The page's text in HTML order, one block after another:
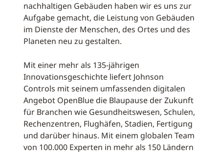
nachhaltigen Gebäuden haben wir es uns zur
Aufgabe gemacht, die Leistung von Gebäuden
im Dienste der Menschen, des Ortes und des
Planeten neu zu gestalten.
Mit einer mehr als 135-jährigen
Innovationsgeschichte liefert Johnson
Controls mit seinem umfassenden digitalen
Angebot OpenBlue die Blaupause der Zukunft
für Branchen wie Gesundheitswesen, Schulen,
Rechenzentren, Flughäfen, Stadien, Fertigung
und darüber hinaus. Mit einem globalen Team
von 100.000 Experten in mehr als 150 Ländern